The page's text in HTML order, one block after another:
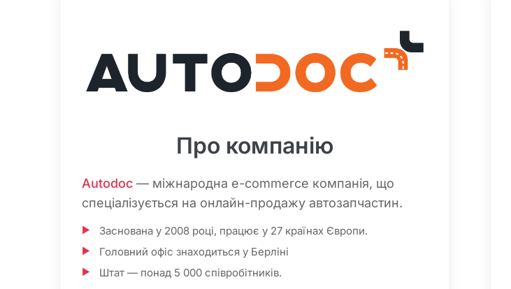
Про компанію
Autodoc — міжнародна e-commerce компанія, що
спеціалізується на онлайн-продажу автозапчастин.
Заснована у 2008 році, працює у 27 країнах Європи.
Головний офіс знаходиться у Берліні
Штат — понад 5 000 співробітників.